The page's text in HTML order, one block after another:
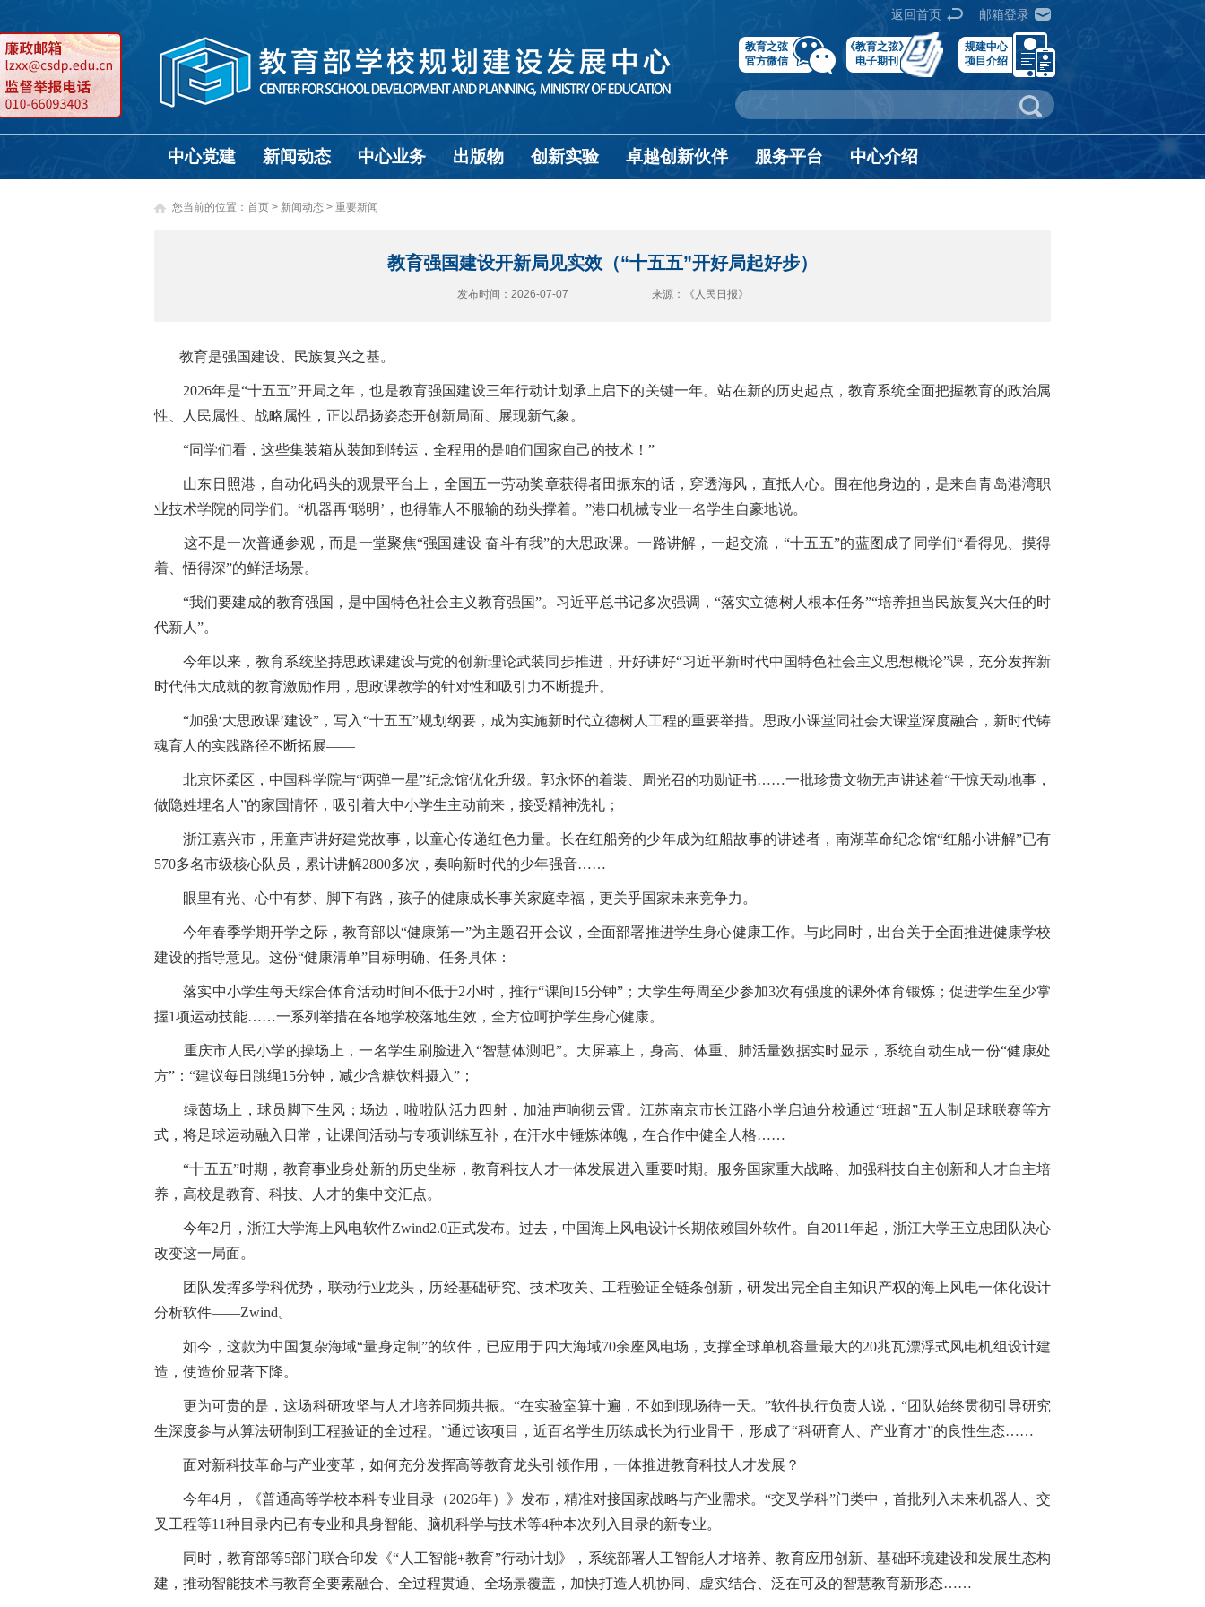
邮箱登录
返回首页
教育之弦
官方微信
规建中心
项目介绍
《教育之弦》
电子期刊
中心党建 新闻动态 中心业务 出版物 创新实验 卓越创新伙伴 服务平台 中心介绍
您当前的位置： 首页 > 新闻动态 > 重要新闻
教育强国建设开新局见实效（“十五五”开好局起好步）
发布时间：2026-07-07 来源：《人民日报》
教育是强国建设、民族复兴之基。
2026年是“十五五”开局之年，也是教育强国建设三年行动计划承上启下的关键一年。站在新的历史起点，教育系统全面把握教育的政治属
性、人民属性、战略属性，正以昂扬姿态开创新局面、展现新气象。
“同学们看，这些集装箱从装卸到转运，全程用的是咱们国家自己的技术！”
山东日照港，自动化码头的观景平台上，全国五一劳动奖章获得者田振东的话，穿透海风，直抵人心。围在他身边的，是来自青岛港湾职
业技术学院的同学们。“机器再‘聪明’，也得靠人不服输的劲头撑着。”港口机械专业一名学生自豪地说。
这不是一次普通参观，而是一堂聚焦“强国建设 奋斗有我”的大思政课。一路讲解，一起交流，“十五五”的蓝图成了同学们“看得见、摸得
着、悟得深”的鲜活场景。
“我们要建成的教育强国，是中国特色社会主义教育强国”。习近平总书记多次强调，“落实立德树人根本任务”“培养担当民族复兴大任的时
代新人”。
今年以来，教育系统坚持思政课建设与党的创新理论武装同步推进，开好讲好“习近平新时代中国特色社会主义思想概论”课，充分发挥新
时代伟大成就的教育激励作用，思政课教学的针对性和吸引力不断提升。
“加强‘大思政课’建设”，写入“十五五”规划纲要，成为实施新时代立德树人工程的重要举措。思政小课堂同社会大课堂深度融合，新时代铸
魂育人的实践路径不断拓展——
北京怀柔区，中国科学院与“两弹一星”纪念馆优化升级。郭永怀的着装、周光召的功勋证书……一批珍贵文物无声讲述着“干惊天动地事，
做隐姓埋名人”的家国情怀，吸引着大中小学生主动前来，接受精神洗礼；
浙江嘉兴市，用童声讲好建党故事，以童心传递红色力量。长在红船旁的少年成为红船故事的讲述者，南湖革命纪念馆“红船小讲解”已有
570多名市级核心队员，累计讲解2800多次，奏响新时代的少年强音……
眼里有光、心中有梦、脚下有路，孩子的健康成长事关家庭幸福，更关乎国家未来竞争力。
今年春季学期开学之际，教育部以“健康第一”为主题召开会议，全面部署推进学生身心健康工作。与此同时，出台关于全面推进健康学校
建设的指导意见。这份“健康清单”目标明确、任务具体：
落实中小学生每天综合体育活动时间不低于2小时，推行“课间15分钟”；大学生每周至少参加3次有强度的课外体育锻炼；促进学生至少掌
握1项运动技能……一系列举措在各地学校落地生效，全方位呵护学生身心健康。
重庆市人民小学的操场上，一名学生刷脸进入“智慧体测吧”。大屏幕上，身高、体重、肺活量数据实时显示，系统自动生成一份“健康处
方”：“建议每日跳绳15分钟，减少含糖饮料摄入”；
绿茵场上，球员脚下生风；场边，啦啦队活力四射，加油声响彻云霄。江苏南京市长江路小学启迪分校通过“班超”五人制足球联赛等方
式，将足球运动融入日常，让课间活动与专项训练互补，在汗水中锤炼体魄，在合作中健全人格……
“十五五”时期，教育事业身处新的历史坐标，教育科技人才一体发展进入重要时期。服务国家重大战略、加强科技自主创新和人才自主培
养，高校是教育、科技、人才的集中交汇点。
今年2月，浙江大学海上风电软件Zwind2.0正式发布。过去，中国海上风电设计长期依赖国外软件。自2011年起，浙江大学王立忠团队决心
改变这一局面。
团队发挥多学科优势，联动行业龙头，历经基础研究、技术攻关、工程验证全链条创新，研发出完全自主知识产权的海上风电一体化设计
分析软件——Zwind。
如今，这款为中国复杂海域“量身定制”的软件，已应用于四大海域70余座风电场，支撑全球单机容量最大的20兆瓦漂浮式风电机组设计建
造，使造价显著下降。
更为可贵的是，这场科研攻坚与人才培养同频共振。“在实验室算十遍，不如到现场待一天。”软件执行负责人说，“团队始终贯彻引导研究
生深度参与从算法研制到工程验证的全过程。”通过该项目，近百名学生历练成长为行业骨干，形成了“科研育人、产业育才”的良性生态……
面对新科技革命与产业变革，如何充分发挥高等教育龙头引领作用，一体推进教育科技人才发展？
今年4月，《普通高等学校本科专业目录（2026年）》发布，精准对接国家战略与产业需求。“交叉学科”门类中，首批列入未来机器人、交
叉工程等11种目录内已有专业和具身智能、脑机科学与技术等4种本次列入目录的新专业。
同时，教育部等5部门联合印发《“人工智能+教育”行动计划》，系统部署人工智能人才培养、教育应用创新、基础环境建设和发展生态构
建，推动智能技术与教育全要素融合、全过程贯通、全场景覆盖，加快打造人机协同、虚实结合、泛在可及的智慧教育新形态……